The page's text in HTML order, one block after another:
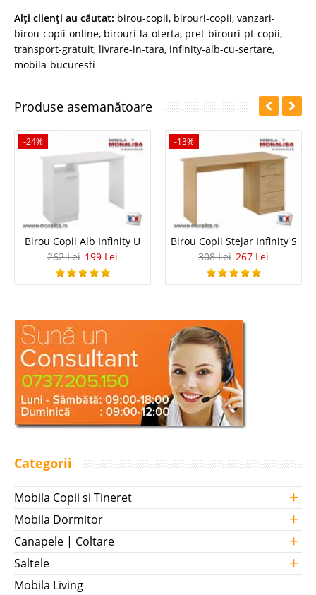
Alţi clienţi au căutat: birou-copii, birouri-copii, vanzari-
birou-copii-online, birouri-la-oferta, pret-birouri-pt-copii,
transport-gratuit, livrare-in-tara, infinity-alb-cu-sertare,
mobila-bucuresti
Produse asemanătoare
-24%
Birou Copii Alb Infinity U
262 Lei 199 Lei
-13%
Birou Copii Stejar Infinity S
308 Lei 267 Lei
Categorii
Mobila Copii si Tineret +
Mobila Dormitor +
Canapele | Coltare +
Saltele +
Mobila Living